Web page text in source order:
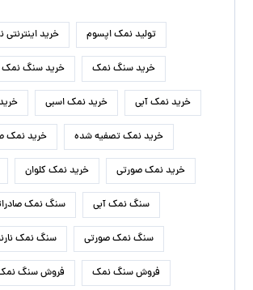
تولید نمک اپسوم خرید
خرید سنگ نمک خرید سنگ نمک
خرید نمک آبی خرید نمک اسبی
خرید نمک تصفیه شده خرید نمک
خرید نمک صورتی خرید نمک کلوان
سنگ نمک آبی سنگ نمک
سنگ نمک صورتی سنگ نمک
فروش سنگ نمک فروش سنگ